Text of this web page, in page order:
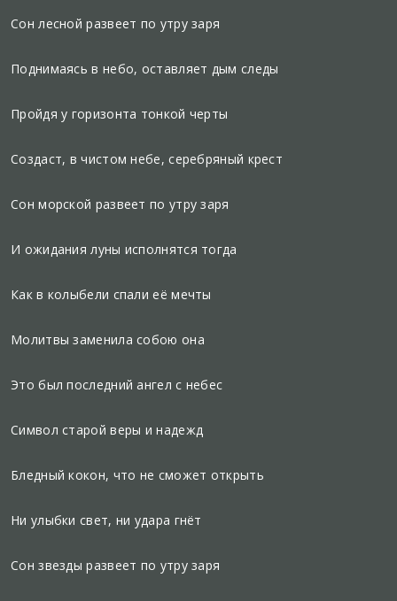
Сон лесной развеет по утру заря
Поднимаясь в небо, оставляет дым следы
Пройдя у горизонта тонкой черты
Создаст, в чистом небе, серебряный крест
Сон морской развеет по утру заря
И ожидания луны исполнятся тогда
Как в колыбели спали её мечты
Молитвы заменила собою она
Это был последний ангел с небес
Символ старой веры и надежд
Бледный кокон, что не сможет открыть
Ни улыбки свет, ни удара гнёт
Сон звезды развеет по утру заря